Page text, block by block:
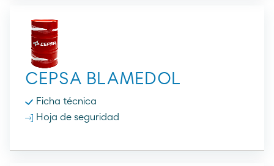
CEPSA BLAMEDOL
Ficha técnica
Hoja de seguridad